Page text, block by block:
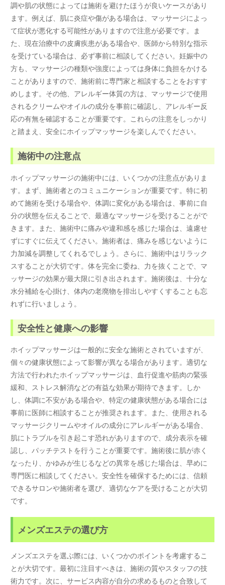
調や肌の状態によっては施術を避けたほうが良いケースがあり
ます。例えば、肌に炎症や傷がある場合は、マッサージによっ
て症状が悪化する可能性がありますので注意が必要です。ま
た、現在治療中の皮膚疾患がある場合や、医師から特別な指示
を受けている場合は、必ず事前に相談してください。妊娠中の
方も、マッサージの種類や強度によっては身体に負担をかける
ことがありますので、施術前に専門家と相談することをおすす
めします。その他、アレルギー体質の方は、マッサージで使用
されるクリームやオイルの成分を事前に確認し、アレルギー反
応の有無を確認することが重要です。これらの注意をしっかり
と踏まえ、安全にホイップマッサージを楽しんでください。
施術中の注意点
ホイップマッサージの施術中には、いくつかの注意点がありま
す。まず、施術者とのコミュニケーションが重要です。特に初
めて施術を受ける場合や、体調に変化がある場合は、事前に自
分の状態を伝えることで、最適なマッサージを受けることがで
きます。また、施術中に痛みや違和感を感じた場合は、遠慮せ
ずにすぐに伝えてください。施術者は、痛みを感じないように
力加減を調整してくれるでしょう。さらに、施術中はリラック
スすることが大切です。体を完全に委ね、力を抜くことで、マ
ッサージの効果が最大限に引き出されます。施術後は、十分な
水分補給を心掛け、体内の老廃物を排出しやすくすることも忘
れずに行いましょう。
安全性と健康への影響
ホイップマッサージは一般的に安全な施術とされていますが、
個々の健康状態によって影響が異なる場合があります。適切な
方法で行われたホイップマッサージは、血行促進や筋肉の緊張
緩和、ストレス解消などの有益な効果が期待できます。しか
し、体調に不安がある場合や、特定の健康状態がある場合には
事前に医師に相談することが推奨されます。また、使用される
マッサージクリームやオイルの成分にアレルギーがある場合、
肌にトラブルを引き起こす恐れがありますので、成分表示を確
認し、パッチテストを行うことが重要です。施術後に肌が赤く
なったり、かゆみが生じるなどの異常を感じた場合は、早めに
専門医に相談してください。安全性を確保するためには、信頼
できるサロンや施術者を選び、適切なケアを受けることが大切
です。
メンズエステの選び方
メンズエステを選ぶ際には、いくつかのポイントを考慮するこ
とが大切です。最初に注目すべきは、施術の質やスタッフの技
術力です。次に、サービス内容が自分の求めるものと合致して